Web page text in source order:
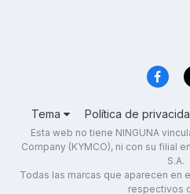
Tema Política de
Esta web no tiene NINGUNA
Company (KYMCO), ni con su filial
S.A.
Todas las marcas que aparecen en
respectivos